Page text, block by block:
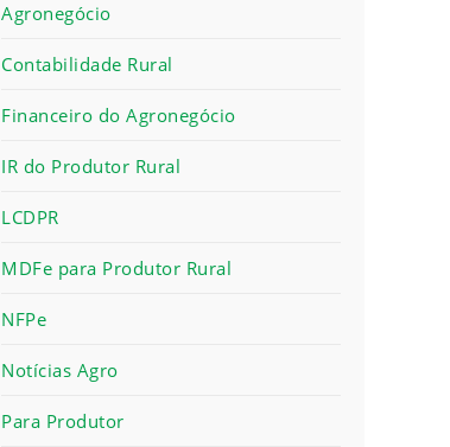
Agronegócio
Contabilidade Rural
Financeiro do Agronegócio
IR do Produtor Rural
LCDPR
MDFe para Produtor Rural
NFPe
Notícias Agro
Para Produtor